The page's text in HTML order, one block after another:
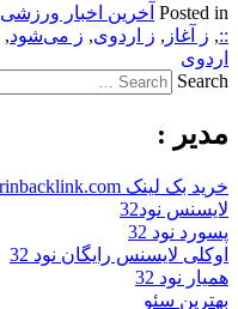
Posted in آخرین اخبار ورزشی
::
, ز آغاز , ز اردوی, ز می‌شود,
اردوی
Search
مدیر :
خرید بک لینک behtarinbacklink.com
لایسنس نود32
پسورد نود 32
اوکلی لایسنس رایگان نود 32
همیار نود 32
بهترین سئو